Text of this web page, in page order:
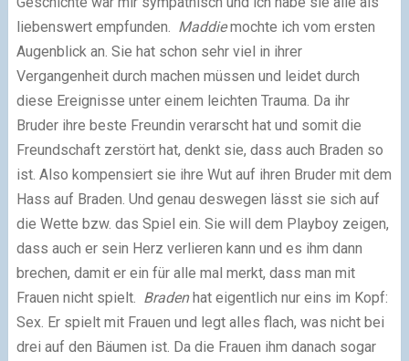
liebenswert empfunden. Maddiemochte ich vom ersten
Augenblick an. Sie hat schon sehr viel in ihrer
Vergangenheit durch machen müssen und leidet durch
diese Ereignisse unter einem leichten Trauma. Da ihr
Bruder ihre beste Freundin verarscht hat und somit die
Freundschaft zerstört hat, denkt sie, dass auch Braden so
ist. Also kompensiert sie ihre Wut auf ihren Bruder mit dem
Hass auf Braden. Und genau deswegen lässt sie sich auf
die Wette bzw. das Spiel ein. Sie will dem Playboy zeigen,
dass auch er sein Herz verlieren kann und es ihm dann
brechen, damit er ein für alle mal merkt, dass man mit
Frauen nicht spielt. Bradenhat eigentlich nur eins im Kopf:
Sex. Er spielt mit Frauen und legt alles flach, was nicht bei
drei auf den Bäumen ist. Da die Frauen ihm danach sogar